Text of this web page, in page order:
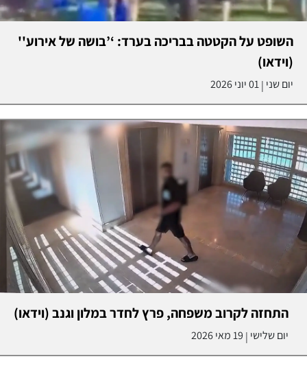
השופט על הקטטה בבריכה בערד: ‘’בושה של אירוע''
(וידאו)
יום שני |01 יוני 2026
התחזה לקרוב משפחה, פרץ לחדר במלון וגנב (וידאו)
יום שלישי | 19 מאי 2026